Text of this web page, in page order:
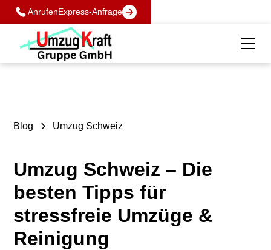
Anrufen Express-Anfrage
Blog Umzug Schweiz
Umzug Schweiz – Die
besten Tipps für
stressfreie Umzüge &
Reinigung